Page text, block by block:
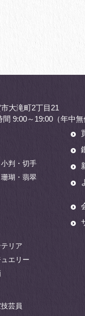
大滝町2丁目21
間 9:00～19:00（年中無
判・切手
瑚・翡翠
リア
エリー
芸員